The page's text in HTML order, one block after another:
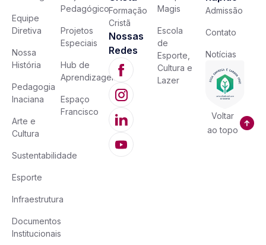
Equipe
Diretiva
Nossa
História
Pedagogia
Inaciana
Arte e
Cultura
Sustentabilidade
Esporte
Infraestrutura
Documentos
Institucionais
Pedagógico
Projetos
Especiais
Hub de
Aprendizagem
Espaço
Francisco
Formação
Cristã
Nossas
Redes
Magis
Escola
de
Esporte,
Cultura e
Lazer
Admissão
Contato
Notícias
Voltar
ao topo